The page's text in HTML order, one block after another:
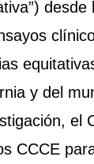
y del
el
CCCE